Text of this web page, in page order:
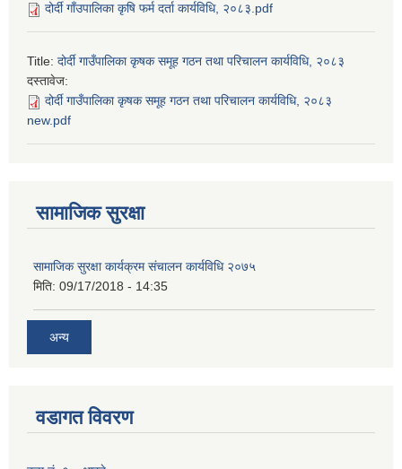
दोर्दी गाँउपालिका कृषि फर्म दर्ता कार्यविधि, २०८३.pdf
Title: दोर्दी गाउँपालिका कृषक समूह गठन तथा परिचालन कार्यविधि, २०८३
दस्तावेज:
दोर्दी गाउँपालिका कृषक समूह गठन तथा परिचालन कार्यविधि, २०८३
new.pdf
सामाजिक सुरक्षा
सामाजिक सुरक्षा कार्यक्रम संचालन कार्यविधि २०७५
मिति: 09/17/2018 - 14:35
अन्य
वडागत विवरण